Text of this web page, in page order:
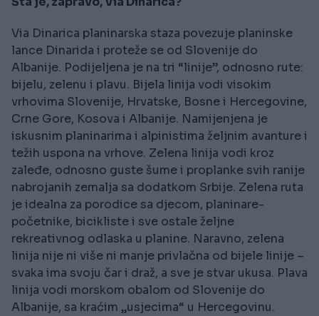
Via Dinarica planinarska staza povezuje planinske
lance Dinarida i proteže se od Slovenije do
Albanije. Podijeljena je na tri “linije”, odnosno rute:
bijelu, zelenu i plavu. Bijela linija vodi visokim
vrhovima Slovenije, Hrvatske, Bosne i Hercegovine,
Crne Gore, Kosova i Albanije. Namijenjena je
iskusnim planinarima i alpinistima željnim avanture i
težih uspona na vrhove. Zelena linija vodi kroz
zaleđe, odnosno guste šume i proplanke svih ranije
nabrojanih zemalja sa dodatkom Srbije. Zelena ruta
je idealna za porodice sa djecom, planinare-
početnike, bicikliste i sve ostale željne
rekreativnog odlaska u planine. Naravno, zelena
linija nije ni više ni manje privlačna od bijele linije –
svaka ima svoju čar i draž, a sve je stvar ukusa. Plava
linija vodi morskom obalom od Slovenije do
Albanije, sa kraćim „usjecima“ u Hercegovinu.